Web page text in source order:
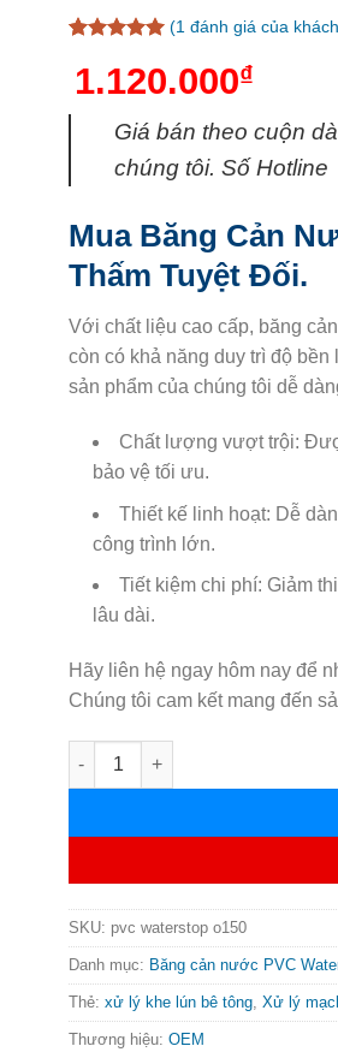
dựa trên
đánh giá
(1 đánh giá của
1.120.000₫
Giá bán theo cuộn
chúng tôi. Số Hotline
Mua Băng Cản
Thấm Tuyệt Đối.
Với chất liệu cao cấp, băng
còn có khả năng duy trì độ
sản phẩm của chúng tôi dễ
Chất lượng vượt trội:
bảo vệ tối ưu.
Thiết kế linh hoạt: Dễ
công trình lớn.
Tiết kiệm chi phí: Giảm
lâu dài.
Hãy liên hệ ngay hôm nay để
Chúng tôi cam kết mang đến
Băng cản nước pvc waterstop
SKU: pvc waterstop o150
Danh mục: Băng cản nước PVC
Thẻ: xử lý khe lún bê tông, Xử lý
Thương hiệu: OEM